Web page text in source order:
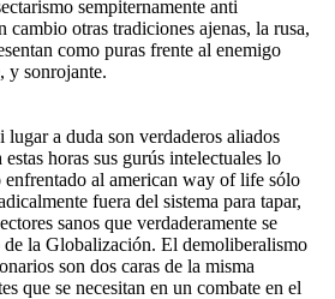
sempiternamente anti
otras tradiciones ajenas, la rusa,
como puras frente al enemigo
y sonrojante.
lugar a duda son verdaderos aliados
horas sus gurús intelectuales lo
enfrentado al american way of life sólo
fuera del sistema para tapar,
sanos que verdaderamente se
la Globalización. El demoliberalismo
son dos caras de la misma
que se necesitan en un combate en el